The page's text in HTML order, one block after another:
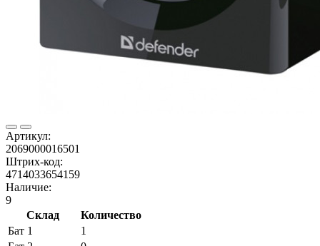
Артикул:
2069000016501
Штрих-код:
4714033654159
Наличие:
9
Склад
Количество
Бат 1
1